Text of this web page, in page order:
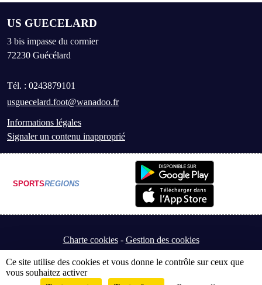
US GUECELARD
3 bis impasse du cormier
72230 Guécélard
Tél. : 0243879101
usguecelard.foot@wanadoo.fr
Informations légales
Signaler un contenu inapproprié
SPORTSREGIONS
Charte cookies Gestion des cookies
Ce site utilise des cookies et vous donne le contrôle sur ceux que
vous souhaitez activer